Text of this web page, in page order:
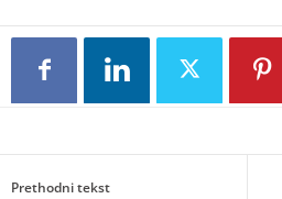
Prethodni tekst